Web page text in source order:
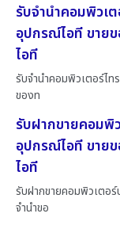
รับจำนำคอมพิวเ
อุปกรณ์ไอที ขาย
ไอที
รับจำนำคอมพิวเตอร์ไท
ของท
รับฝากขายคอมพิ
อุปกรณ์ไอที ขาย
ไอที
รับฝากขายคอมพิวเตอร์
จำนำขอ